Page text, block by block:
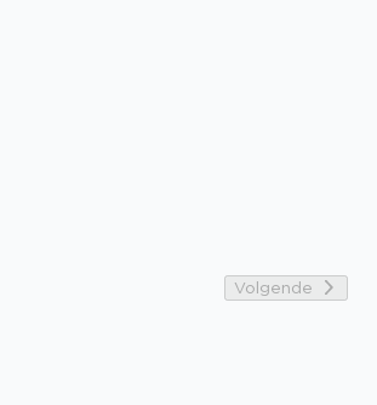
Volgende